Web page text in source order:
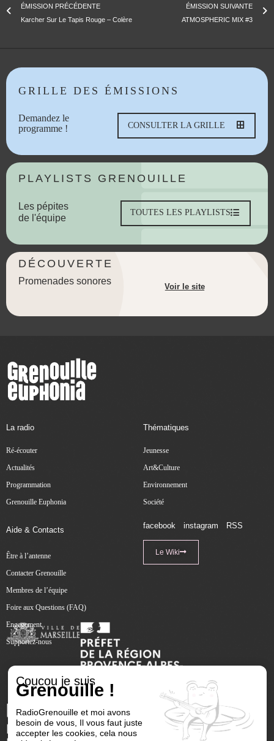
ÉMISSION PRÉCÉDENTE
Karcher Sur Le Tapis Rouge – Colère
ÉMISSION SUIVANTE
ATMOSPHERIC MIX #3
GRILLE DES ÉMISSIONS
Demandez le
programme !
CONSULTER LA GRILLE
PLAYLISTS GRENOUILLE
Les pépites
de l'équipe
TOUTES LES PLAYLISTS
DÉCOUVERTE
Promenades sonores
Voir le site
La radio
Ré-écouter
Actualités
Programmation
Grenouille Euphonia
Thématiques
Jeunesse
Art&Culture
Environnement
Société
Aide & Contacts
Être à l’antenne
Contacter Grenouille
Membres de l’équipe
Foire aux Questions (FAQ)
Engagement
Supportez-nous
facebook instagram RSS
Le Wiki
Coucou je suis
Grenouille !
RadioGrenouille et moi avons
besoin de vous, Il vous faut juste
accepter les cookies, cela nous